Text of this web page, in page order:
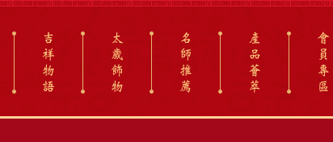
吉
祥
物
語
太
歲
飾
物
名
師
推
薦
產
品
薈
萃
會
員
專
區